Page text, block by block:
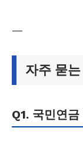
—
자주 묻
Q1. 국민연